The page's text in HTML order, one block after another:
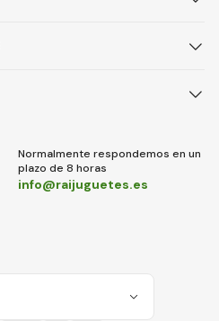
Normalmente respondemos en un
plazo de 8 horas
info@raijuguetes.es